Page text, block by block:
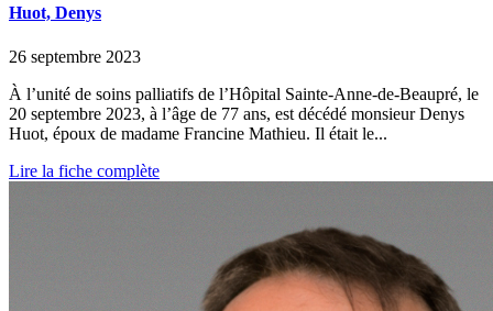
Huot, Denys
26 septembre 2023
À l’unité de soins palliatifs de l’Hôpital Sainte-Anne-de-Beaupré, le
20 septembre 2023, à l’âge de 77 ans, est décédé monsieur Denys
Huot, époux de madame Francine Mathieu. Il était le...
Lire la fiche complète